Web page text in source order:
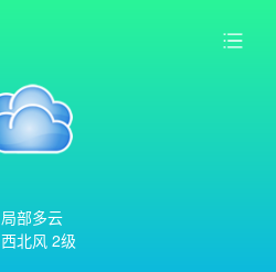
局部多云
西北风 2级